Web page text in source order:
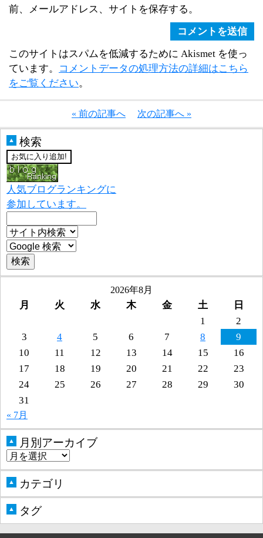
前、メールアドレス、サイトを保存する。
このサイトはスパムを低減するために Akismet を使っ
ています。
コメントデータの処理方法の詳細はこちら
をご覧ください。
« 前の記事へ 次の記事へ »
▲ 検索
人気ブログランキングに
参加しています。
2026年8月
月 火 水 木 金 土
日
1
2
3
4 5 6 7 8
9
10
11 12 13 14 15
16
17
18 19 20 21 22
23
24
25 26 27 28 29
30
31
« 7月
▲ 月別アーカイブ
▲ カテゴリ
▲ タグ